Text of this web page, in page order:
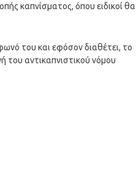
καπνίσματος, όπου ειδικοί θα
του και εφόσον διαθέτει, το
του αντικαπνιστικού νόμου